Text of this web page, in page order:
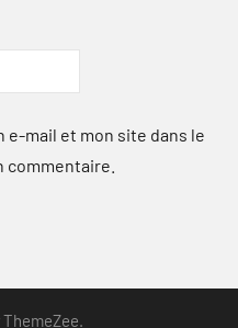
e-mail et mon site dans le
commentaire.